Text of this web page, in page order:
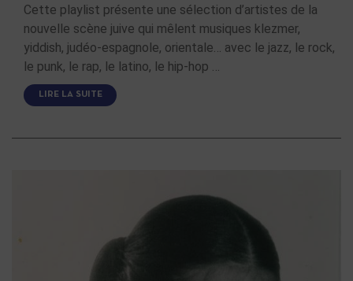
Cette playlist présente une sélection d’artistes de la
nouvelle scène juive qui mêlent musiques klezmer,
yiddish, judéo-espagnole, orientale… avec le jazz, le rock,
le punk, le rap, le latino, le hip-hop …
LIRE LA SUITE